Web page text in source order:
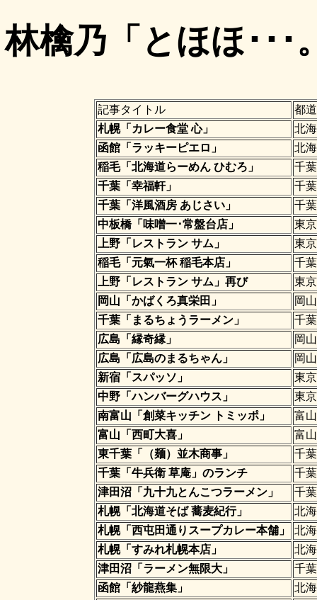
林檎乃「とほほ･･･
記事タイトル
都
札幌「カレー食堂 心」
北
函館「ラッキーピエロ」
北
稲毛「北海道らーめん ひむろ」
千
千葉「幸福軒」
千
千葉「洋風酒房 あじさい」
千
中板橋「味噌一･常盤台店」
東
上野「レストラン サム」
東
稲毛「元氣一杯 稲毛本店」
千
上野「レストラン サム」再び
東
岡山「かばくろ真栄田」
岡
千葉「まるちょうラーメン」
千
広島「縁奇縁」
岡
広島「広島のまるちゃん」
岡
新宿「スパッソ」
東
中野「ハンバーグハウス」
東
南富山「創菜キッチン トミッポ」
富
富山「西町大喜」
富
東千葉「（麺）並木商事」
千
千葉「牛兵衛 草庵」のランチ
千
津田沼「九十九とんこつラーメン」
千
札幌「北海道そば 蕎麦紀行」
北
札幌「西屯田通りスープカレー本舗」
北
札幌「すみれ札幌本店」
北
津田沼「ラーメン無限大」
千
函館「紗龍燕集」
北